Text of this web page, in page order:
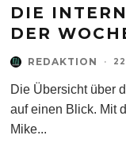
DIE
DER
REDAKTION ·
Die Übersicht über
auf einen Blick. Mit
Mike...